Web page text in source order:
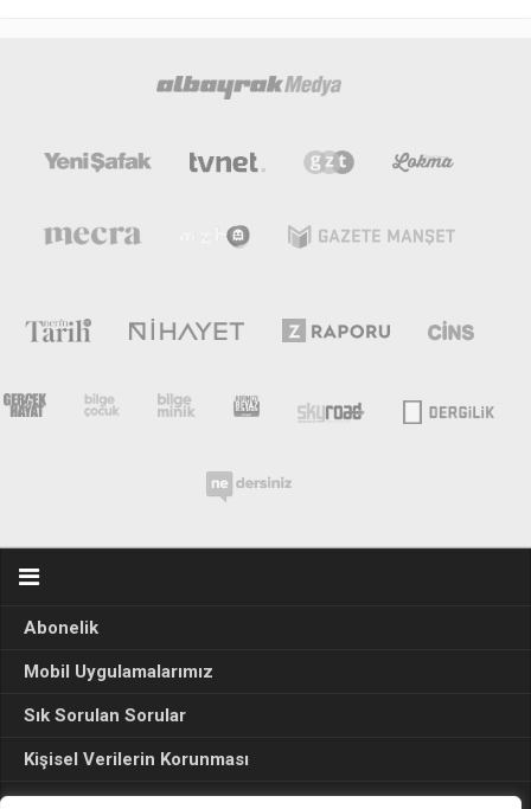
Abonelik
Mobil Uygulamalarımız
Sık Sorulan Sorular
Kişisel Verilerin Korunması
Seçim Sonuçları 2024